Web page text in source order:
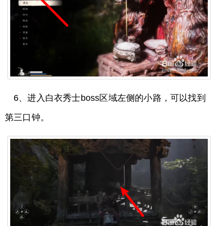
6、进入白衣秀士boss区域左侧的小路，可以找到
第三口钟。